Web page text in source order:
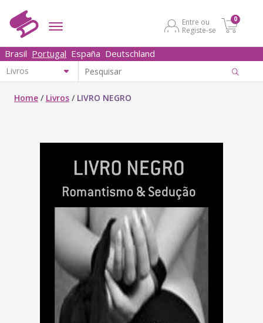
Entre ou
Registe-se
0
Brasil Portugal España Deutschland
Home / Livros / LIVRO NEGRO